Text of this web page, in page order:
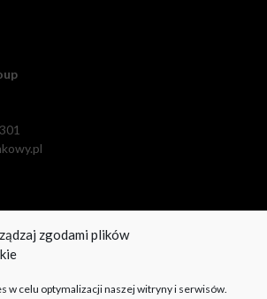
zgodami plików
w celu optymalizacji naszej witryny i serwisów.
kontakcie!